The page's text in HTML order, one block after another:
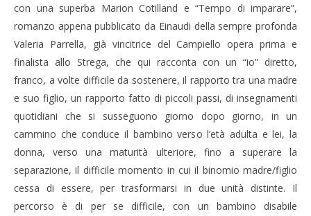
NOW VIEWING
Due donne grandi
30/01/2014
Redazione
con una superba Marion Cotilland e “Tempo di imparare”,
romanzo appena pubblicato da Einaudi della sempre profonda
Valeria Parrella, già vincitrice del Campiello opera prima e
finalista allo Strega, che qui racconta con un “io” diretto,
franco, a volte difficile da sostenere, il rapporto tra una madre
e suo figlio, un rapporto fatto di piccoli passi, di insegnamenti
quotidiani che si susseguono giorno dopo giorno, in un
cammino che conduce il bambino verso l’età adulta e lei, la
donna, verso una maturità ulteriore, fino a superare la
separazione, il difficile momento in cui il binomio madre/figlio
cessa di essere, per trasformarsi in due unità distinte. Il
percorso è di per se difficile, con un bambino disabile